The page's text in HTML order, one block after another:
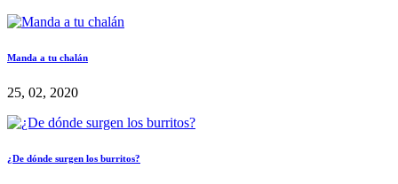
Manda a tu chalán
25, 02, 2020
¿De dónde surgen los burritos?